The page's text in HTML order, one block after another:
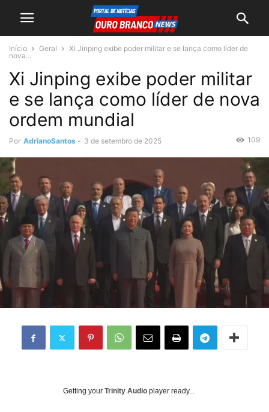
Início Geral
Xi Jinping exibe poder militar e se lança como líder de
nova...
Xi Jinping exibe poder militar
e se lança como líder de nova
ordem mundial
Por AdrianoSantos - 3 de setembro de 2025 109
Getting your Trinity Audio player ready...